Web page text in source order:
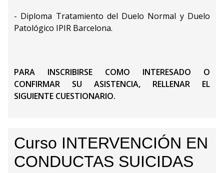
- Diploma Tratamiento del Duelo Normal y Duelo
Patológico IPIR Barcelona.
PARA INSCRIBIRSE COMO INTERESADO O
CONFIRMAR SU ASISTENCIA, RELLENAR EL
SIGUIENTE CUESTIONARIO.